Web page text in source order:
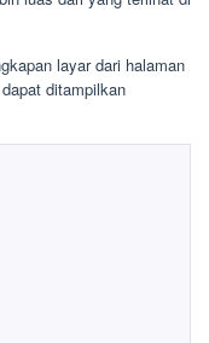
layar dari halaman
ditampilkan